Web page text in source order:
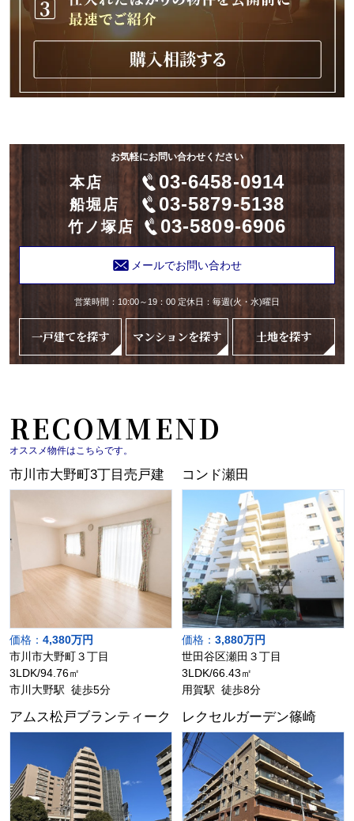
お気軽にお問い合わせください
本店 03-6458-0914
船堀店 03-5879-5138
竹ノ塚店 03-5809-6906
メールでお問い合わせ
営業時間：10:00～19：00 定休日：毎週(火・水)曜日
一戸建てを探す マンションを探す 土地を探す
RECOMMEND
オススメ物件はこちらです。
市川市大野町3丁目売戸建
価格： 4,380万円
市川市大野町３丁目
3LDK/94.76㎡
市川大野駅 徒歩5分
コンド瀬田
価格： 3,880万円
世田谷区瀬田３丁目
3LDK/66.43㎡
用賀駅 徒歩8分
アムス松戸ブランティーク レクセルガーデン篠崎